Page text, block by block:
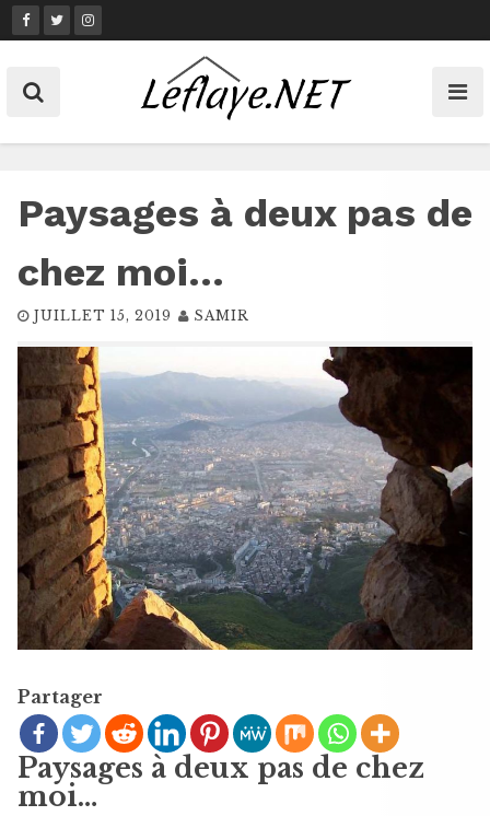
Skip
to
Paysages à deux pas de
chez moi…
JUILLET 15, 2019 SAMIR
Partager
Paysages à deux pas de chez
moi…